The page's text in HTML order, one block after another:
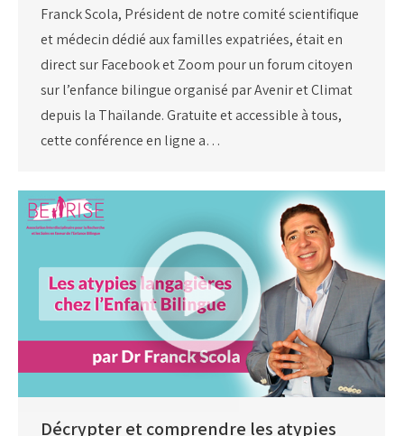
Franck Scola, Président de notre comité scientifique
et médecin dédié aux familles expatriées, était en
direct sur Facebook et Zoom pour un forum citoyen
sur l’enfance bilingue organisé par Avenir et Climat
depuis la Thaïlande. Gratuite et accessible à tous,
cette conférence en ligne a…
Décrypter et comprendre les atypies